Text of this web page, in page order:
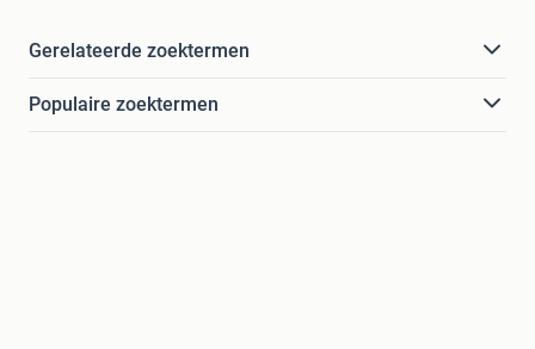
Gerelateerde zoektermen
Populaire zoektermen